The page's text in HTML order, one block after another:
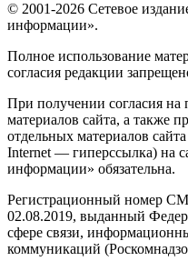
© 2001-2026 Сетевое
информации».
Полное использование
согласия редакции
При получении согласия на
материалов сайта, а также
отдельных материалов
Internet — гиперссылка) на
информации» обязательна.
Регистрационный номер
02.08.2019, выданный
сфере связи,
коммуникаций